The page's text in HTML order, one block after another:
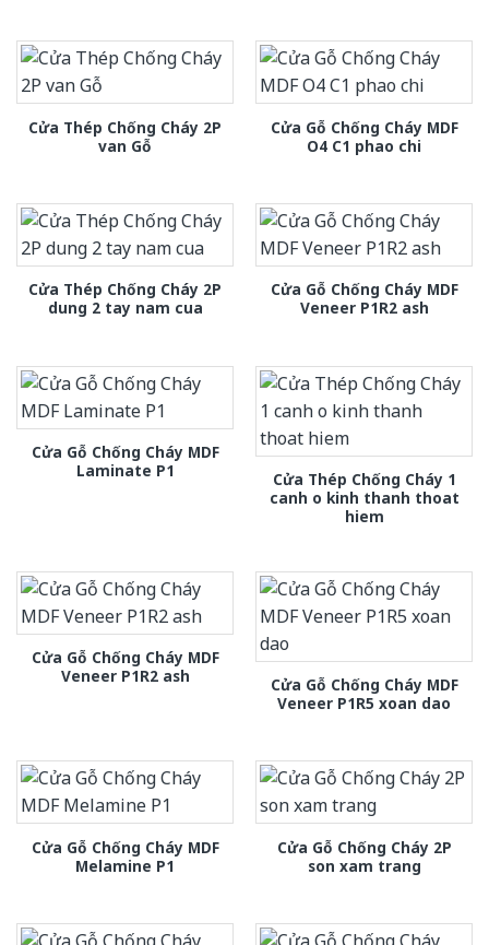
Cửa Thép Chống Cháy 2P
van Gỗ
Cửa Gỗ Chống Cháy MDF
O4 C1 phao chi
Cửa Thép Chống Cháy 2P
dung 2 tay nam cua
Cửa Gỗ Chống Cháy MDF
Veneer P1R2 ash
Cửa Gỗ Chống Cháy MDF
Laminate P1
Cửa Thép Chống Cháy 1
canh o kinh thanh thoat
hiem
Cửa Gỗ Chống Cháy MDF
Veneer P1R2 ash
Cửa Gỗ Chống Cháy MDF
Veneer P1R5 xoan dao
Cửa Gỗ Chống Cháy MDF
Melamine P1
Cửa Gỗ Chống Cháy 2P
son xam trang